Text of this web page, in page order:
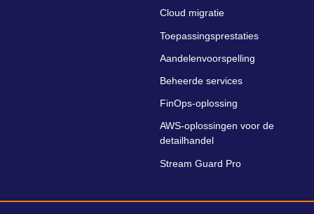
Cloud migratie
Toepassingsprestaties
Aandelenvoorspelling
Beheerde services
FinOps-oplossing
AWS-oplossingen voor de
detailhandel
Stream Guard Pro